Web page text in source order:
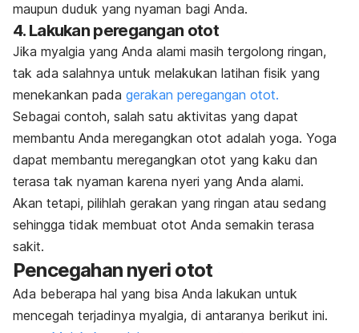
maupun duduk yang nyaman bagi Anda.
4. Lakukan peregangan otot
Jika myalgia yang Anda alami masih tergolong ringan,
tak ada salahnya untuk melakukan latihan fisik yang
menekankan pada gerakan peregangan otot.
Sebagai contoh, salah satu aktivitas yang dapat
membantu Anda meregangkan otot adalah yoga. Yoga
dapat membantu meregangkan otot yang kaku dan
terasa tak nyaman karena nyeri yang Anda alami.
Akan tetapi, pilihlah gerakan yang ringan atau sedang
sehingga tidak membuat otot Anda semakin terasa
sakit.
Pencegahan nyeri otot
Ada beberapa hal yang bisa Anda lakukan untuk
mencegah terjadinya myalgia, di antaranya berikut ini.